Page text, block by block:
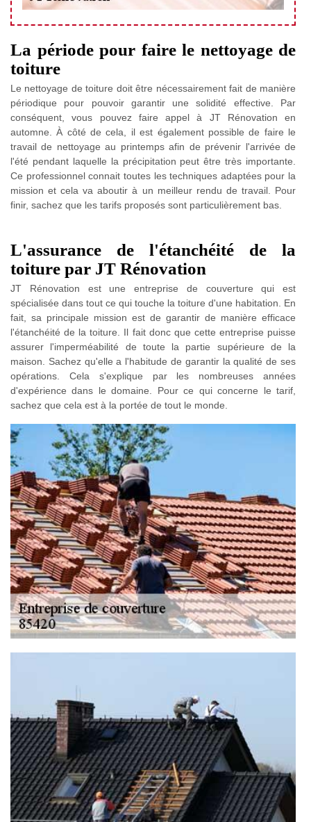
La période pour faire le nettoyage de
toiture
Le nettoyage de toiture doit être nécessairement fait de manière
périodique pour pouvoir garantir une solidité effective. Par
conséquent, vous pouvez faire appel à JT Rénovation en
automne. À côté de cela, il est également possible de faire le
travail de nettoyage au printemps afin de prévenir l'arrivée de
l'été pendant laquelle la précipitation peut être très importante.
Ce professionnel connait toutes les techniques adaptées pour la
mission et cela va aboutir à un meilleur rendu de travail. Pour
finir, sachez que les tarifs proposés sont particulièrement bas.
L'assurance de l'étanchéité de la
toiture par JT Rénovation
JT Rénovation est une entreprise de couverture qui est
spécialisée dans tout ce qui touche la toiture d'une habitation. En
fait, sa principale mission est de garantir de manière efficace
l'étanchéité de la toiture. Il fait donc que cette entreprise puisse
assurer l'imperméabilité de toute la partie supérieure de la
maison. Sachez qu'elle a l'habitude de garantir la qualité de ses
opérations. Cela s'explique par les nombreuses années
d'expérience dans le domaine. Pour ce qui concerne le tarif,
sachez que cela est à la portée de tout le monde.